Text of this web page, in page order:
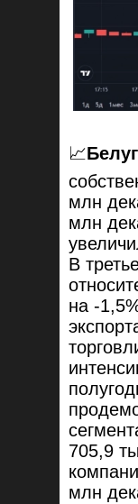
📈
млн
млн
В
на -
705,9
млн